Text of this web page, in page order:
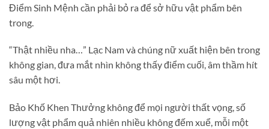
Điểm Sinh Mệnh cần phải bỏ ra để sở hữu vật phẩm bên
trong.
“Thật nhiều nha…” Lạc Nam và chúng nữ xuất hiện bên trong
không gian, đưa mắt nhìn không thấy điểm cuối, âm thầm hít
sâu một hơi.
Bảo Khố Khen Thưởng không để mọi người thất vọng, số
lượng vật phẩm quả nhiên nhiều không đếm xuể, mỗi một